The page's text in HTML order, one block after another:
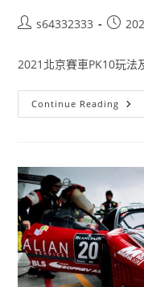
s64332333
2021北京賽車PK10玩法
Continue Reading